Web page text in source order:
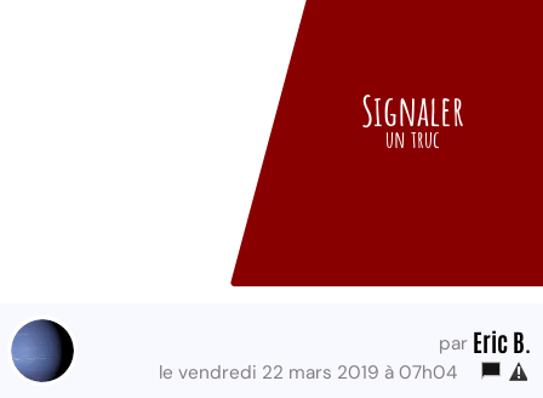
Signaler
un truc
par Eric B.
le vendredi 22 mars 2019 à 07h04